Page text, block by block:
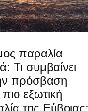
παραλία
Τι συμβαίνει
πρόσβαση
εξωτική
της Εύβοιας;